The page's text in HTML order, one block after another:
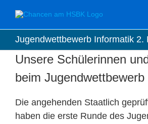
Inhalt
springen
Jugendwettbewerb Informatik 2.
Unsere Schülerinnen
beim
Die angehenden Staatlich
haben die erste Runde des